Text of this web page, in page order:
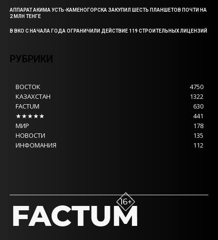
АППАРАТ АКИМА УСТЬ-КАМЕНОГОРСКА ЗАКУПИЛ ШЕСТЬ ПЛАНШЕТОВ ПОЧТИ НА
2 МЛН ТЕНГЕ
В ВКО С НАЧАЛА ГОДА ОГРАНИЧИЛИ ДЕЙСТВИЕ 119 СТРОИТЕЛЬНЫХ ЛИЦЕНЗИЙ
РУБРИКИ
ВОСТОК
4750
КАЗАХСТАН
1322
FACTUM
630
★★★★★
441
МИР
178
НОВОСТИ
135
ИНФОМАНИЯ
112